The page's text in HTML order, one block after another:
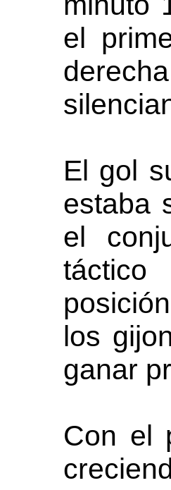
el
El gol
estaba
el
táctico
los
ganar
Con el